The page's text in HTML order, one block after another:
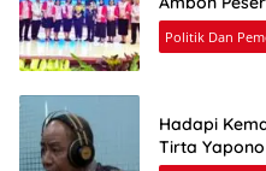
Politik Dan
Hadapi
Tirta